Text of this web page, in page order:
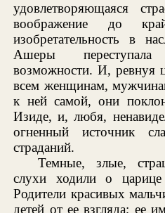
удовлетворяющаяся
воображение до
изобретательность в
Ашеры
возможности. И, ревнуя
всем женщинам,
к ней самой, они
Изиде, и, любя,
огненный источник
страданий.
Темные, злые,
слухи ходили о
Родители красивых
детей от ее взгляда; ее